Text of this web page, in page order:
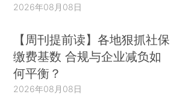
2026年08月08日
【周刊提前读】各地狠抓社保
缴费基数 合规与企业减负如
何平衡？
2026年08月08日